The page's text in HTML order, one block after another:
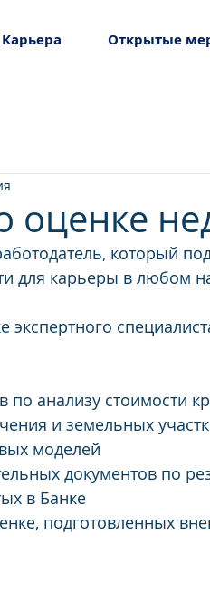
Карьера Открытые
оценке
который
для карьеры в любом
экспертного
по анализу стоимости
и земельных
моделей
документов по
в Банке
подготовленных